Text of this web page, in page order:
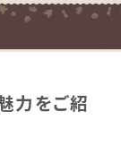
力をご紹